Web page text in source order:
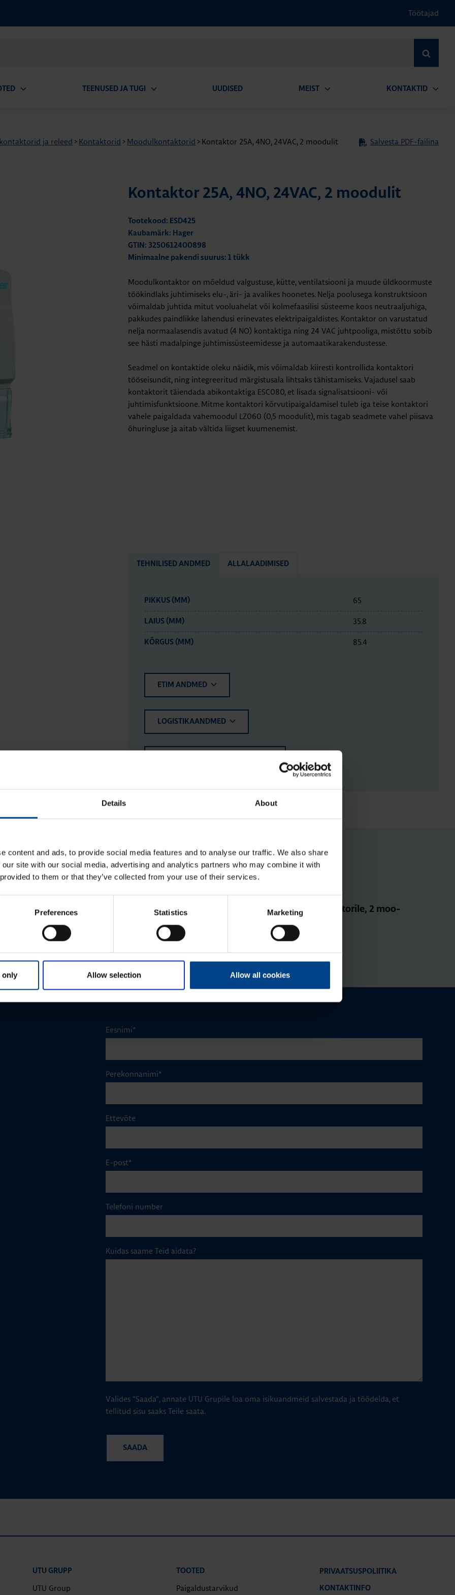
Details About
content and ads, to provide social media features and to analyse our traffic. We also share
site with our social media, advertising and analytics partners who may combine it with
to them or that they’ve collected from your use of their services.
Preferences Statistics Marketing
only Allow selection Allow all cookies
Töötajad
TEENUSED JA TUGI UUDISED MEIST KONTAKTID
ja releed > Kontaktorid > Moodulkontaktorid > Kontaktor 25A, 4NO, 24VAC, 2 moodulit Salvesta PDF-failina
Kontaktor 25A, 4NO, 24VAC, 2 moodulit
Tootekood: ESD425
Kaubamärk: Hager
GTIN: 3250612400898
Minimaalne pakendi suurus: 1 tükk
Moodulkontaktor on mõeldud valgustuse, kütte, ventilatsiooni ja muude üldkoormuste
töökindlaks juhtimiseks elu-, äri- ja avalikes hoonetes. Nelja poolusega konstruktsioon
võimaldab juhtida mitut vooluahelat või kolmefaasilisi süsteeme koos neutraaljuhiga,
pakkudes paindlikke lahendusi erinevates elektripaigaldistes. Kontaktor on varustatud
nelja normaalasendis avatud (4 NO) kontaktiga ning 24 VAC juhtpooliga, mistõttu sobib
see hästi madalpinge juhtimissüsteemidesse ja automaatikarakendustesse.
Seadmel on kontaktide oleku näidik, mis võimaldab kiiresti kontrollida kontaktori
tööseisundit, ning integreeritud märgistusala lihtsaks tähistamiseks. Vajadusel saab
kontaktorit täiendada abikontaktiga ESC080, et lisada signalisatsiooni- või
juhtimisfunktsioone. Mitme kontaktori kõrvutipaigaldamisel tuleb iga teise kontaktori
vahele paigaldada vahemoodul LZ060 (0,5 moodulit), mis tagab seadmete vahel piisava
õhuringluse ja aitab vältida liigset kuumenemist.
TEHNILISED ANDMED ALLALAADIMISED
PIKKUS (MM) 65
LAIUS (MM) 35.8
KÕRGUS (MM) 85.4
ETIM ANDMED
LOGISTIKAANDMED
Abi­kon­takt (ESC, ER, SBN),
1NO+1NC, 6A, 230VAC
Tootekood: ESC080
Ter­mi­na­li­kate kon­tak­to­rile, 2 moo­
Tootekood: ESC002
Eesnimi*
Perekonnanimi*
Ettevõte
E-post*
Telefoni number
Kuidas saame Teid aidata?
Valides "Saada", annate UTU Grupile loa oma isikuandmeid salvestada ja töödelda, et
tellitud sisu saaks Teile saata.
UTU GRUPP
UTU Group
TOOTED
Paigaldustarvikud
PRIVAATSUSPOLIITIKA
KONTAKTINFO